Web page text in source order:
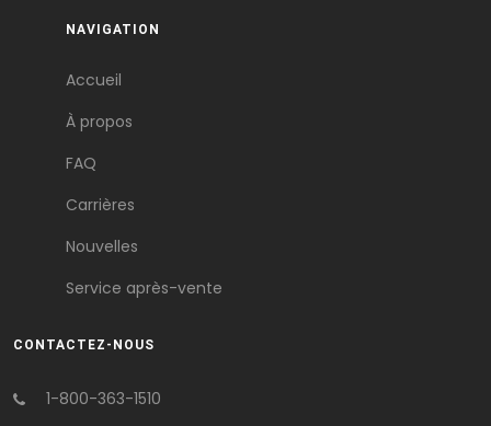
NAVIGATION
Accueil
À propos
FAQ
Carrières
Nouvelles
Service après-vente
CONTACTEZ-NOUS
1-800-363-1510